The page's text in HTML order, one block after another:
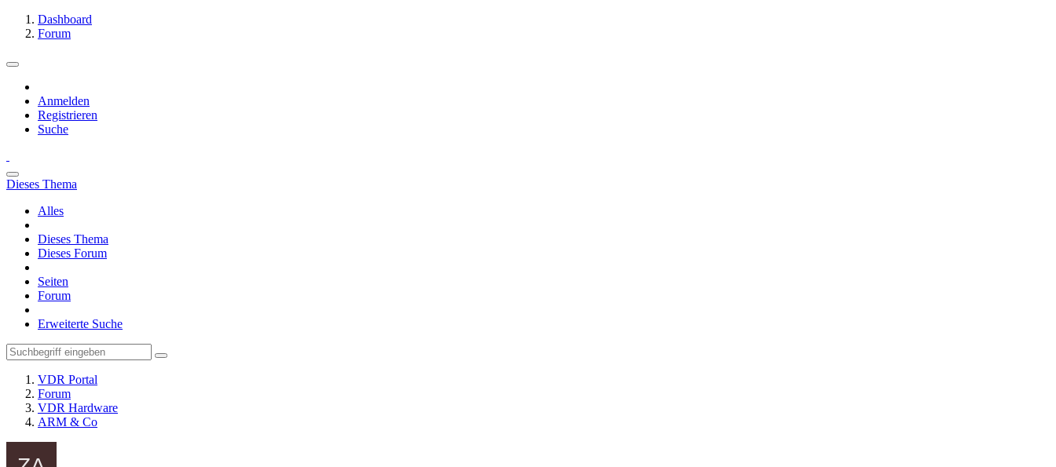
Dashboard
Forum
Anmelden
Registrieren
Suche
Dieses Thema
Alles
Dieses Thema
Dieses Forum
Seiten
Forum
Erweiterte Suche
VDR Portal
Forum
VDR Hardware
ARM & Co